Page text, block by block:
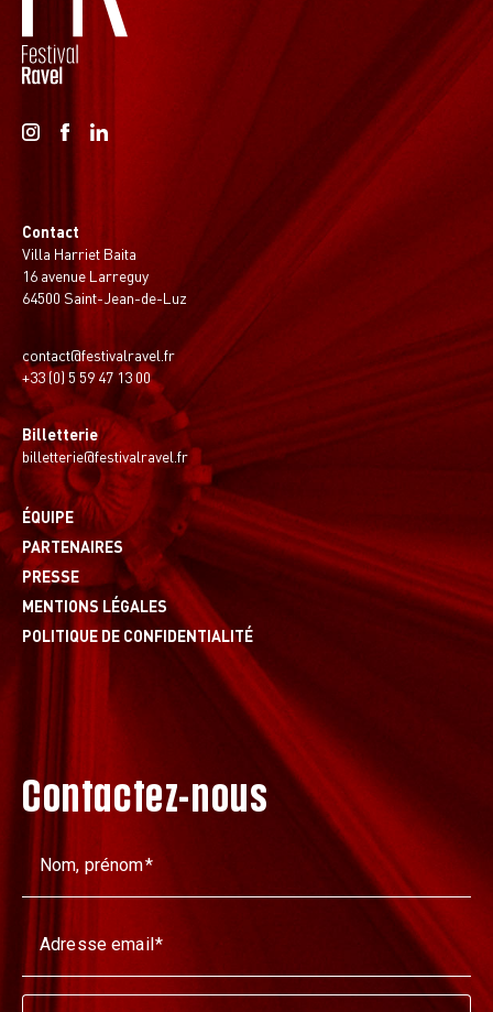
Contact
Villa Harriet Baita
16 avenue Larreguy
64500 Saint-Jean-de-Luz
contact@festivalravel.fr
+33 (0) 5 59 47 13 00
Billetterie
billetterie@festivalravel.fr
ÉQUIPE
PARTENAIRES
PRESSE
MENTIONS LÉGALES
POLITIQUE DE CONFIDENTIALITÉ
Contactez-nous
Nom, prénom
Adresse email